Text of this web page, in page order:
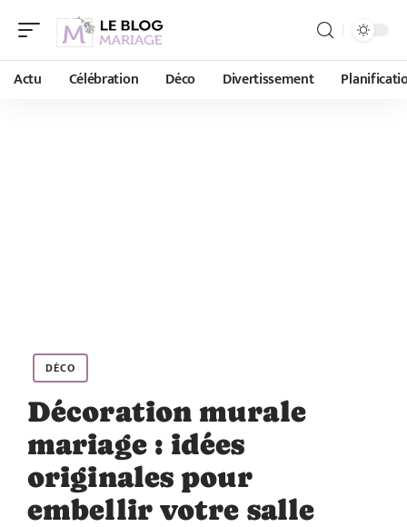
Actu Célébration Déco Divertissement
DÉCO
Décoration murale
mariage : idées
originales pour
embellir votre salle